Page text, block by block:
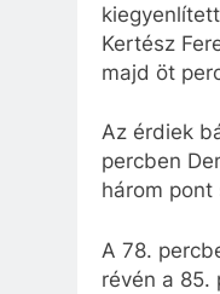
Kertész
majd öt
Az érdiek
percben
három pont
A 78.
révén a 85.